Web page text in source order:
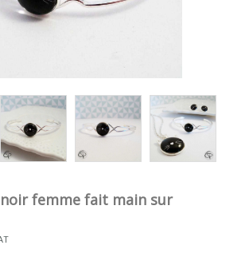
femme fait main sur